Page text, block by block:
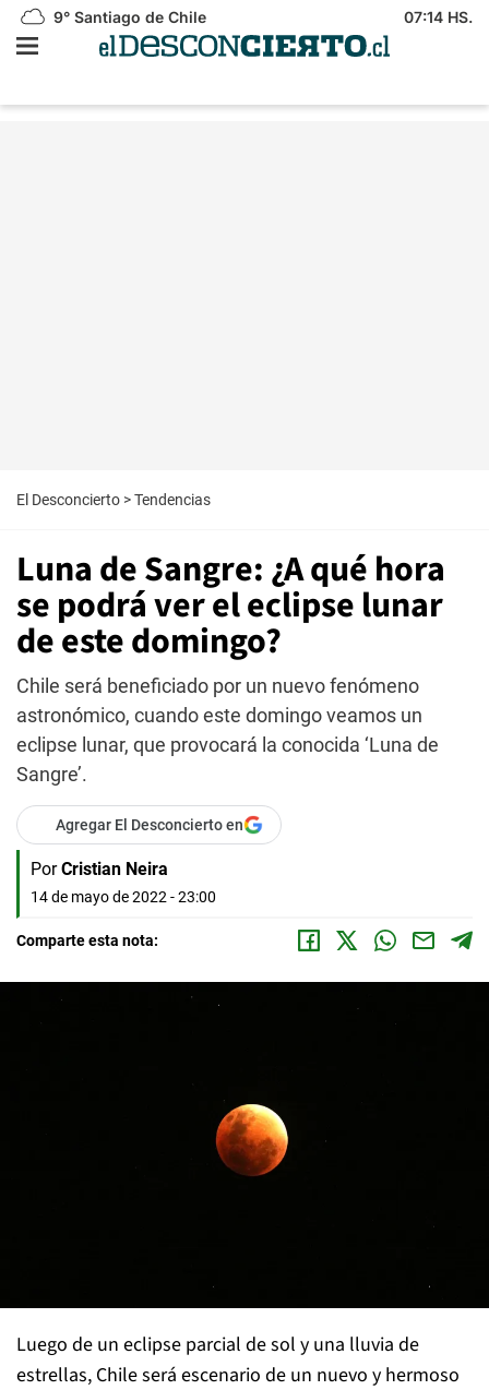
9° Santiago de Chile 07:14 HS.
El Desconcierto >Tendencias
Luna de Sangre: ¿A qué hora
se podrá ver el eclipse lunar
de este domingo?
Chile será beneficiado por un nuevo fenómeno
astronómico, cuando este domingo veamos un
eclipse lunar, que provocará la conocida ‘Luna de
Sangre’.
Agregar El Desconcierto en
Por Cristian Neira
14 de mayo de 2022 - 23:00
Comparte esta nota:
Luego de un eclipse parcial de sol y una lluvia de
estrellas, Chile será escenario de un nuevo y hermoso